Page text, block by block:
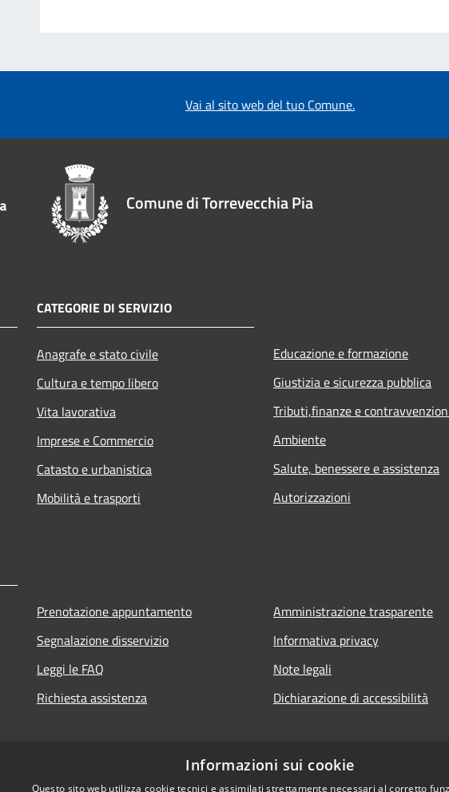
Vai al sito web del tuo Comune.
Comune di Torrevecchia Pia
CATEGORIE DI SERVIZIO
Anagrafe e stato civile
Cultura e tempo libero
Vita lavorativa
Imprese e Commercio
Catasto e urbanistica
Mobilità e trasporti
Educazione e formazione
Giustizia e sicurezza pubblica
Tributi,finanze e
Ambiente
Salute, benessere e assistenza
Autorizzazioni
Prenotazione appuntamento
Segnalazione disservizio
Leggi le FAQ
Richiesta assistenza
Amministrazione trasparente
Informativa privacy
Note legali
Dichiarazione di accessibilità
Informazioni sui cookie
Questo sito web utilizza cookie tecnici e assimilati strettamente necessari al corretto